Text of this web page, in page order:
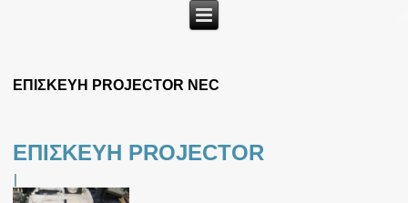
ΕΠΙΣΚΕΥΗ PROJECTOR NEC
ΕΠΙΣΚΕΥΗ PROJECTOR
|